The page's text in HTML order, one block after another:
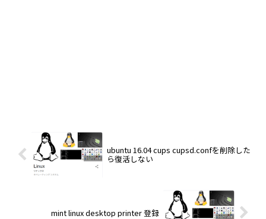
ubuntu 16.04 cups cupsd.confを削除した
ら復活しない
mint linux desktop printer 登録